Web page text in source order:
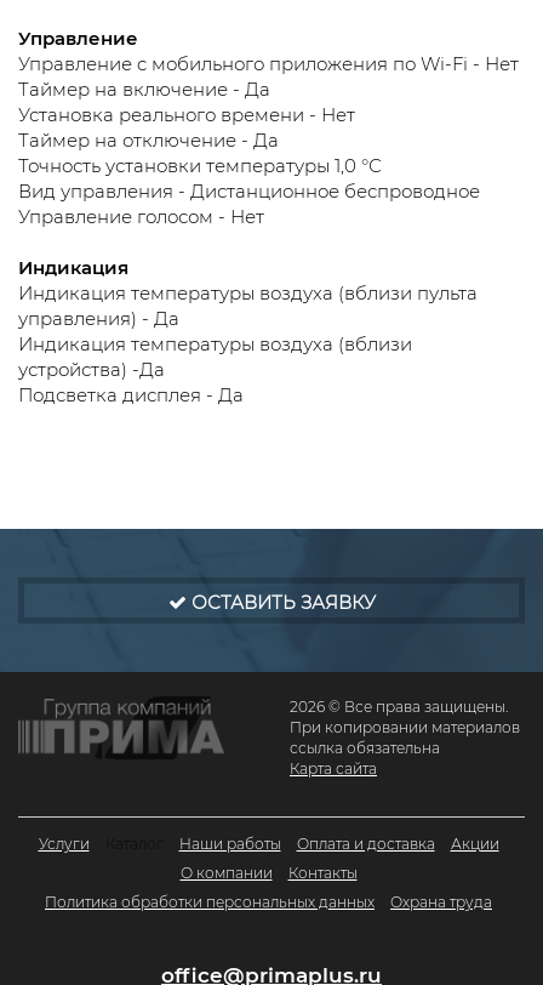
Управление
Управление c мобильного приложения по Wi-Fi - Нет
Таймер на включение - Да
Установка реального времени - Нет
Таймер на отключение - Да
Точность установки температуры 1,0 °С
Вид управления - Дистанционное беспроводное
Управление голосом - Нет
Индикация
Индикация температуры воздуха (вблизи пульта
управления) - Да
Индикация температуры воздуха (вблизи
устройства) -Да
Подсветка дисплея - Да
ОСТАВИТЬ ЗАЯВКУ
2026 © Все права защищены.
При копировании материалов
ссылка обязательна
Карта сайта
Услуги Наши работы Оплата и доставка
Акции
О компании
Контакты
Политика обработки персональных данных
Охрана труда
office@primaplus.ru